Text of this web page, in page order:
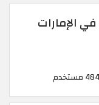
الإمارات